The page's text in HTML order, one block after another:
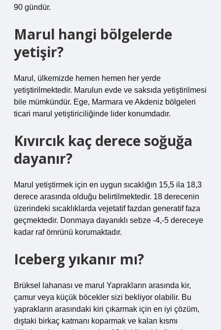
90 gündür.
Marul hangi bölgelerde
yetişir?
Marul, ülkemizde hemen hemen her yerde
yetiştirilmektedir. Marulun evde ve saksıda yetiştirilmesi
bile mümkündür. Ege, Marmara ve Akdeniz bölgeleri
ticari marul yetiştiriciliğinde lider konumdadır.
Kıvırcık kaç derece soğuğa
dayanır?
Marul yetiştirmek için en uygun sıcaklığın 15,5 ila 18,3
derece arasında olduğu belirtilmektedir. 18 derecenin
üzerindeki sıcaklıklarda vejetatif fazdan generatif faza
geçmektedir. Donmaya dayanıklı sebze -4,-5 dereceye
kadar raf ömrünü korumaktadır.
Iceberg yıkanır mı?
Brüksel lahanası ve marul Yaprakların arasında kir,
çamur veya küçük böcekler sizi bekliyor olabilir. Bu
yaprakların arasındaki kiri çıkarmak için en iyi çözüm,
dıştaki birkaç katmanı koparmak ve kalan kısmı